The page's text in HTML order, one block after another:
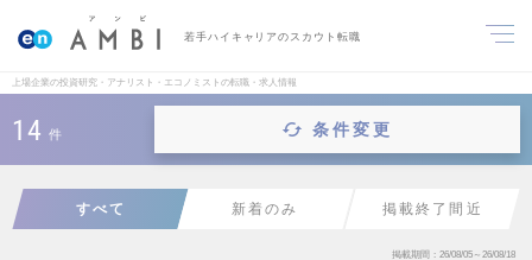
若手ハイキャリアのスカウト転職
上場企業の投資研究・アナリスト・エコノミストの転職・求人情報
14 件 条件変更
すべて 新着のみ 掲載終了間近
掲載期間 26/08/05～26/08/18